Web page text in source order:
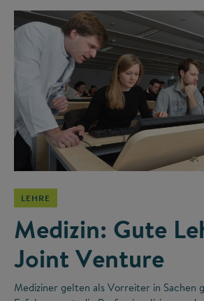
LEHRE
Medizin: Gute
Joint Venture
Mediziner gelten als Vorreiter in Sachen